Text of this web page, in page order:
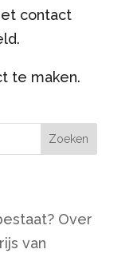
contact
te maken.
Zoeken
Over
van